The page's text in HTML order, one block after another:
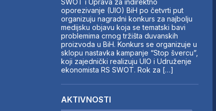
oporezivanje (UIO) BiH po četvrti put
organizuju nagradni konkurs za najbolju
medijsku objavu koja se tematski bavi
problemima crnog tržišta duvanskih
proizvoda u BiH. Konkurs se organizuje u
sklopu nastavka kampanje “Stop švercu”,
koji zajednički realizuju UIO i Udruženje
ekonomista RS SWOT. Rok za […]
AKTIVNOSTI